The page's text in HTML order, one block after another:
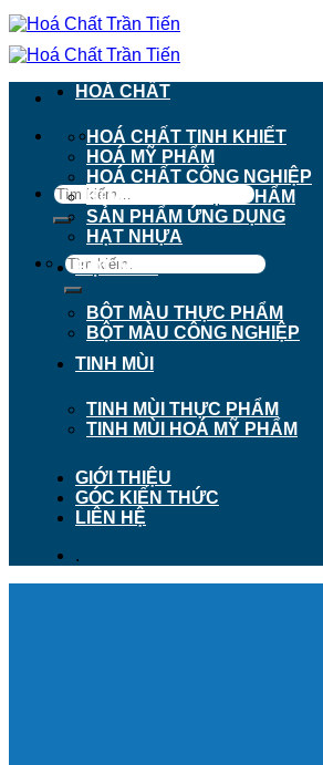
Chuyển
đến
nội
911 - 913 Nguyễn Trãi,
Hồ Chí Minh
Tìm
kiếm:
Tìm
kiếm:
HOÁ CHẤT
HOÁ CHẤT TINH KHIẾT
HOÁ MỸ PHẨM
HOÁ CHẤT CÔNG NGHIỆP
HOÁ CHẤT THỰC PHẨM
SẢN PHẨM ỨNG DỤNG
HẠT NHỰA
BỘT MÀU
BỘT MÀU THỰC PHẨM
BỘT MÀU CÔNG NGHIỆP
TINH MÙI
TINH MÙI THỰC PHẨM
TINH MÙI HOÁ MỸ PHẨM
GIỚI THIỆU
GÓC KIẾN THỨC
LIÊN HỆ
.